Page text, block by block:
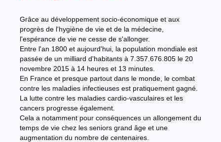
Grâce au développement socio-économique et aux
progrès de l'hygiène de vie et de la médecine,
l'espérance de vie ne cesse de s'allonger.
Entre l'an 1800 et aujourd'hui, la population mondiale est
passée de un milliard d'habitants à 7.357.676.805 le 20
novembre 2015 à 14 heures et 13 minutes.
En France et presque partout dans le monde, le combat
contre les maladies infectieuses est pratiquement gagné.
La lutte contre les maladies cardio-vasculaires et les
cancers progresse également.
Cela a notamment pour conséquences un allongement du
temps de vie chez les seniors grand âge et une
augmentation du nombre de centenaires.